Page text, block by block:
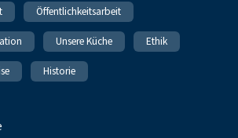
Öffentlichkeitsarbeit
Unsere Küche Ethik
Historie